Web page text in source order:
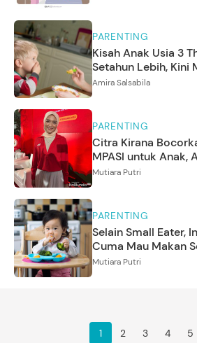
PARENTING
Kisah Anak Usia 3
Setahun Lebih, Kini
Amira Salsabila
PARENTING
Citra Kirana
MPASI untuk Anak,
Mutiara Putri
PARENTING
Selain Small Eater,
Cuma Mau Makan
Mutiara Putri
1 2 3 4 5